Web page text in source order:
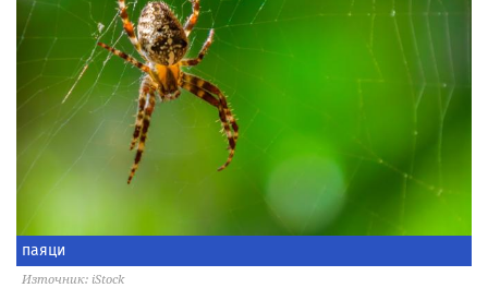
паяци
Източник: iStock